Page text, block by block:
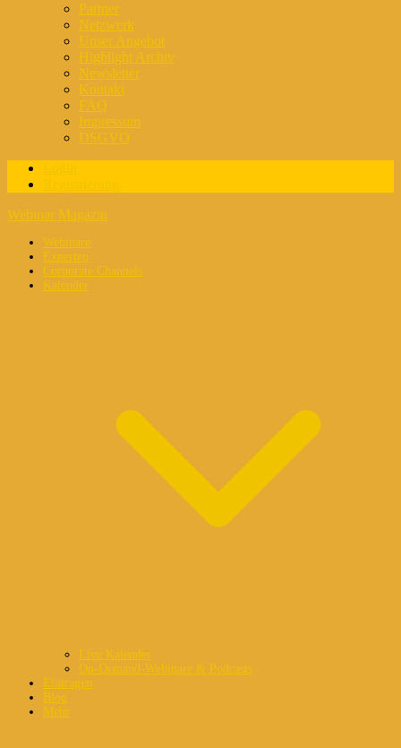
Partner
Netzwerk
Unser Angebot
Highlight Archiv
Newsletter
Kontakt
FAQ
Impressum
DSGVO
Webinar Magazin
Webinare
Experten
Corporate Channels
Kalender
Live Kalender
On-Demand-Webinare & Podcasts
Eintragen
Blog
Mehr